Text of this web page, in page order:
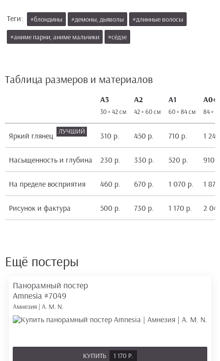
Теги: #блондины #демоны, дьяволы
#длинные волосы
#аниме парни, аниме мальчики
#сёдзе
Таблица размеров и материалов
А3
30 × 42 см
А2
42 × 60 см
А1
60 × 84 см
А0+
84 ×
Яркий глянец 310 р. 450 р. 710 р. 1
Насыщенность и глубина 230 р. 330 р. 520 р. 910
На пределе восприятия 460 р. 670 р. 1 070 р. 1
Рисунок и фактура 500 р. 730 р. 1 170 р. 2
Ещё постеры
Панорамный постер
Amnesia #7049
Амнезия | A. M. N.
КУПИТЬ 1 170 Р.